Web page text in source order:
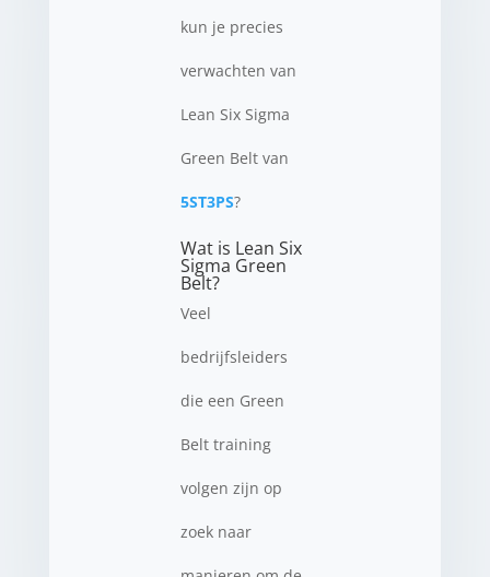
kun je precies
verwachten van
Lean Six Sigma
Green Belt van
5ST3PS?
Wat is Lean Six
Sigma Green
Belt?
Veel
bedrijfsleiders
die een Green
Belt training
volgen zijn op
zoek naar